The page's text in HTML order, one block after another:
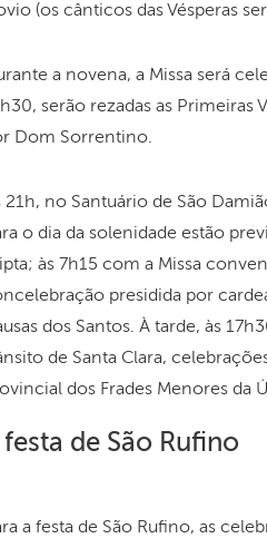
(os cânticos das Vésperas
a novena, a Missa será
serão rezadas as Primeiras
Dom Sorrentino.
21h, no Santuário de São
o dia da solenidade estão
às 7h15 com a Missa
presidida por
dos Santos. À tarde, às
de Santa Clara,
dos Frades Menores da
festa de São Rufino
a festa de São Rufino, as